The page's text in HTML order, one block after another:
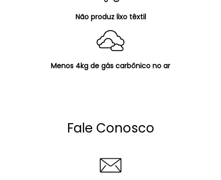
Não produz lixo têxtil
Menos 4kg de gás carbônico no ar
Fale Conosco